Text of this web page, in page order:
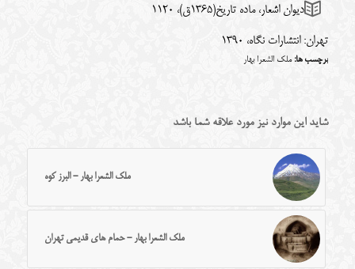
دیوان اشعار، ماده تاریخ(1365ق)، 1120
تهران: انتشارات نگاه، 1390
برچسب ها: ملک الشعرا بهار
شاید این موارد نیز مورد علاقه شما باشد
ملک الشعرا بهار - البرز کوه
ملک الشعرا بهار - حمام های قدیمی تهران